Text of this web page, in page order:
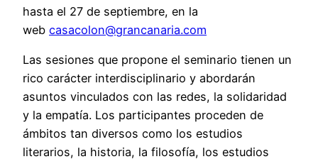
hasta el 27 de septiembre, en la
web casacolon@grancanaria.com
Las sesiones que propone el seminario tienen un
rico carácter interdisciplinario y abordarán
asuntos vinculados con las redes, la solidaridad
y la empatía. Los participantes proceden de
ámbitos tan diversos como los estudios
literarios, la historia, la filosofía, los estudios